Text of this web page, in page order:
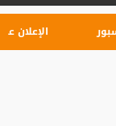
الإعلان عن